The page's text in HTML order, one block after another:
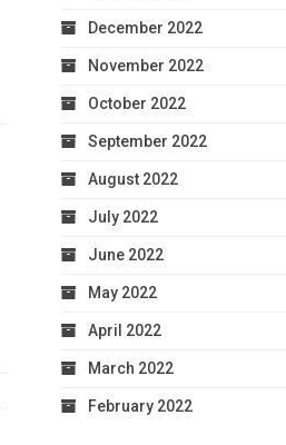
December 2022
November 2022
October 2022
September 2022
August 2022
July 2022
June 2022
May 2022
April 2022
March 2022
February 2022